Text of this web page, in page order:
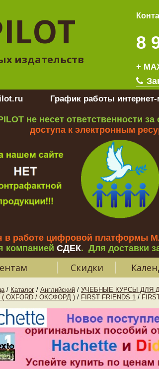
издательств
8
+
График работы интернет-
не несет ответственности
доступа к электронным
работе цифровой платформы
компанией СДЕК. Для доставки
Скидки
/ Каталог / Английский / УЧЕБНЫЕ КУРСЫ ДЛЯ
( OXFORD / ОКСФОРД ) / FIRST FRIENDS 1 /